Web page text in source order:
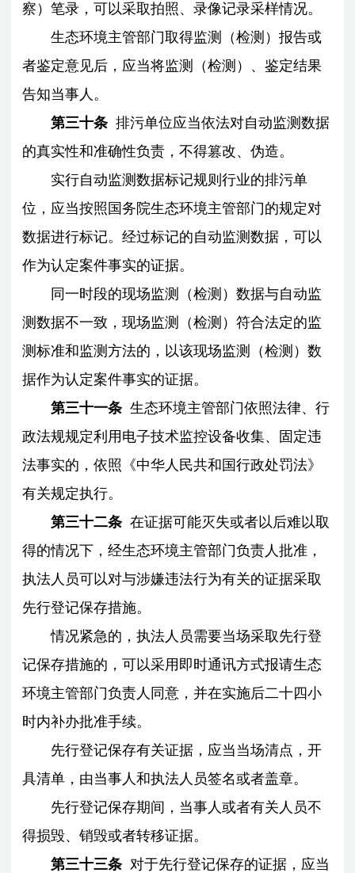
察）笔录，可以采取拍照、录像记录采样情况。
生态环境主管部门取得监测（检测）报告或
者鉴定意见后，应当将监测（检测）、鉴定结果
告知当事人。
第三十条 排污单位应当依法对自动监测数据
的真实性和准确性负责，不得篡改、伪造。
实行自动监测数据标记规则行业的排污单
位，应当按照国务院生态环境主管部门的规定对
数据进行标记。经过标记的自动监测数据，可以
作为认定案件事实的证据。
同一时段的现场监测（检测）数据与自动监
测数据不一致，现场监测（检测）符合法定的监
测标准和监测方法的，以该现场监测（检测）数
据作为认定案件事实的证据。
第三十一条 生态环境主管部门依照法律、行
政法规规定利用电子技术监控设备收集、固定违
法事实的，依照《中华人民共和国行政处罚法》
有关规定执行。
第三十二条 在证据可能灭失或者以后难以取
得的情况下，经生态环境主管部门负责人批准，
执法人员可以对与涉嫌违法行为有关的证据采取
先行登记保存措施。
情况紧急的，执法人员需要当场采取先行登
记保存措施的，可以采用即时通讯方式报请生态
环境主管部门负责人同意，并在实施后二十四小
时内补办批准手续。
先行登记保存有关证据，应当当场清点，开
具清单，由当事人和执法人员签名或者盖章。
先行登记保存期间，当事人或者有关人员不
得损毁、销毁或者转移证据。
第三十三条 对于先行登记保存的证据，应当